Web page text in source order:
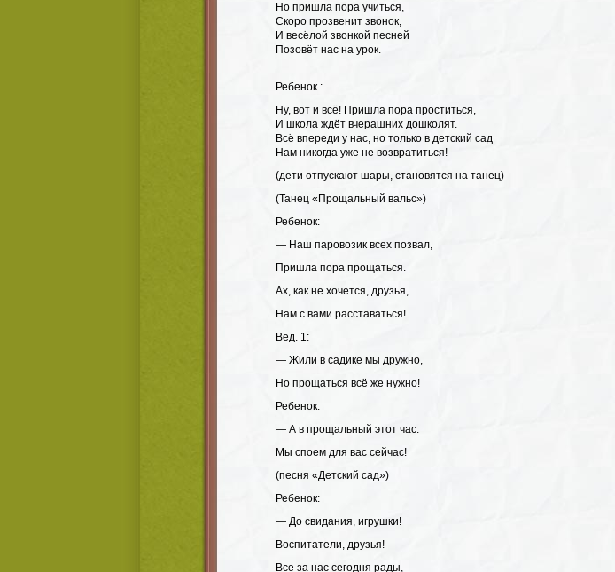
Но пришла пора учиться,
Скоро прозвенит звонок,
И весёлой звонкой песней
Позовёт нас на урок.
Ребенок :
Ну, вот и всё! Пришла пора проститься,
И школа ждёт вчерашних дошколят.
Всё впереди у нас, но только в детский сад
Нам никогда уже не возвратиться!
(дети отпускают шары, становятся на танец)
(Танец «Прощальный вальс»)
Ребенок:
— Наш паровозик всех позвал,
Пришла пора прощаться.
Ах, как не хочется, друзья,
Нам с вами расставаться!
Вед. 1:
— Жили в садике мы дружно,
Но прощаться всё же нужно!
Ребенок:
— А в прощальный этот час.
Мы споем для вас сейчас!
(песня «Детский сад»)
Ребенок:
— До свидания, игрушки!
Воспитатели, друзья!
Все за нас сегодня рады,